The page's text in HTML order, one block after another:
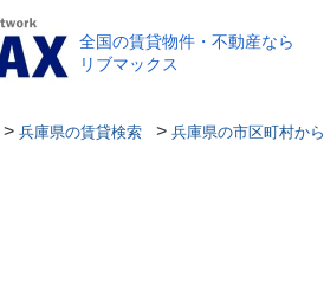
全国の賃貸物件・不動産なら
リブマックス
> 兵庫県の賃貸検索 > 兵庫県の市区町村か